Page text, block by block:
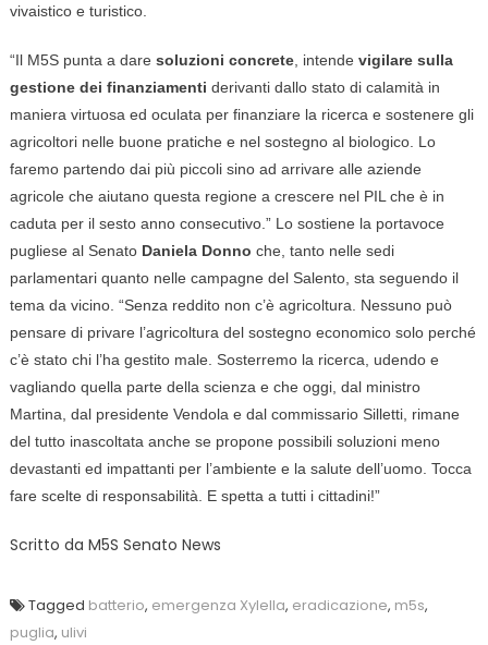
vivaistico e turistico.
“Il M5S punta a dare soluzioni concrete, intende vigilare sulla
gestione dei finanziamenti derivanti dallo stato di calamità in
maniera virtuosa ed oculata per finanziare la ricerca e sostenere gli
agricoltori nelle buone pratiche e nel sostegno al biologico. Lo
faremo partendo dai più piccoli sino ad arrivare alle aziende
agricole che aiutano questa regione a crescere nel PIL che è in
caduta per il sesto anno consecutivo.” Lo sostiene la portavoce
pugliese al Senato Daniela Donno che, tanto nelle sedi
parlamentari quanto nelle campagne del Salento, sta seguendo il
tema da vicino. “Senza reddito non c’è agricoltura. Nessuno può
pensare di privare l’agricoltura del sostegno economico solo perché
c’è stato chi l’ha gestito male. Sosterremo la ricerca, udendo e
vagliando quella parte della scienza e che oggi, dal ministro
Martina, dal presidente Vendola e dal commissario Silletti, rimane
del tutto inascoltata anche se propone possibili soluzioni meno
devastanti ed impattanti per l’ambiente e la salute dell’uomo. Tocca
fare scelte di responsabilità. E spetta a tutti i cittadini!”
Scritto da M5S Senato News
Tagged batterio, emergenza Xylella, eradicazione, m5s,
puglia, ulivi